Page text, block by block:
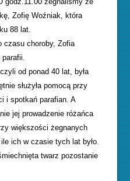
Zofię Woźniak, która
88 lat.
czasu choroby, Zofia
parafii.
od ponad 40 lat, była
służyła pomocą przy
i spotkań parafian. A
jej prowadzenie różańca
większości żegnanych
ich w czasie tych lat było.
twarz pozostanie